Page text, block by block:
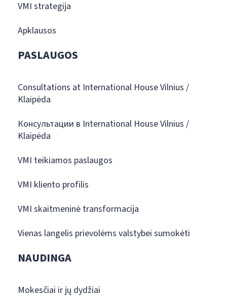
VMI strategija
Apklausos
PASLAUGOS
Consultations at International House Vilnius /
Klaipėda
Консультации в International House Vilnius /
Klaipėda
VMI teikiamos paslaugos
VMI kliento profilis
VMI skaitmeninė transformacija
Vienas langelis prievolėms valstybei sumokėti
NAUDINGA
Mokesčiai ir jų dydžiai